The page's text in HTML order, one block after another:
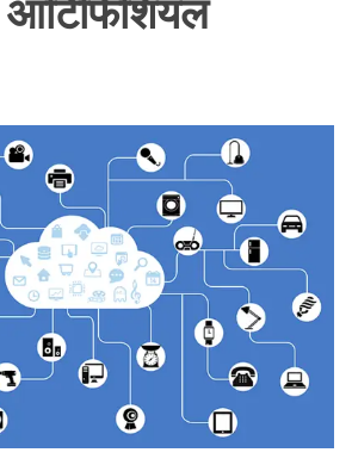
आर्टिफिशियल